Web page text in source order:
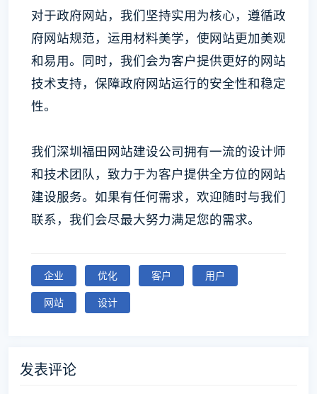
对于政府网站，我们坚持实用为核心，遵循政
府网站规范，运用材料美学，使网站更加美观
和易用。同时，我们会为客户提供更好的网站
技术支持，保障政府网站运行的安全性和稳定
性。
我们深圳福田网站建设公司拥有一流的设计师
和技术团队，致力于为客户提供全方位的网站
建设服务。如果有任何需求，欢迎随时与我们
联系，我们会尽最大努力满足您的需求。
企业 优化 客户
用户
网站
设计
发表评论